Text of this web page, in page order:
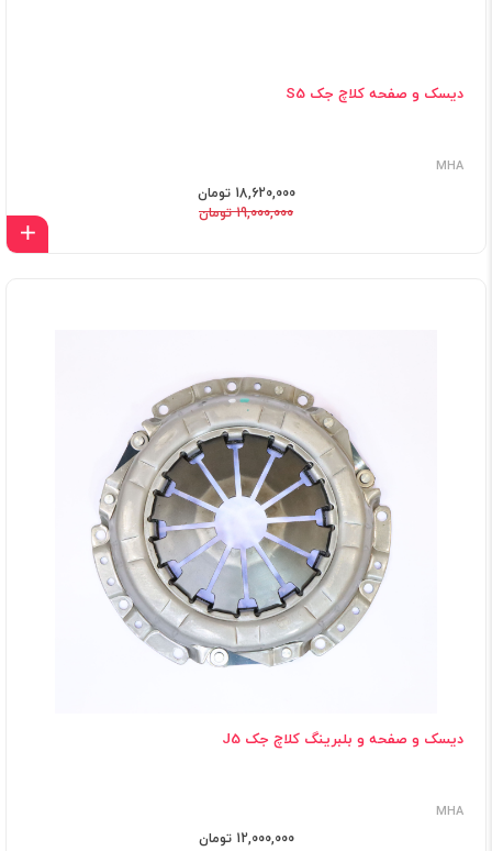
دیسک و صفحه کلاچ جک S5
MHA
18,620,000 تومان
19,000,000 تومان
دیسک و صفحه و بلبرینگ کلاچ جک J5
MHA
12,000,000 تومان